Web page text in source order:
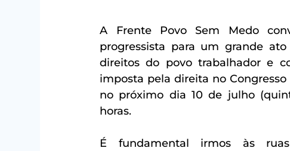
A Frente Povo Sem Medo
progressista para um grande
direitos do povo trabalhador e
imposta pela direita no
no próximo dia 10 de julho
horas.
É fundamental irmos às